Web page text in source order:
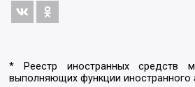
* Реестр иностранных средств
выполняющих функции иностранного